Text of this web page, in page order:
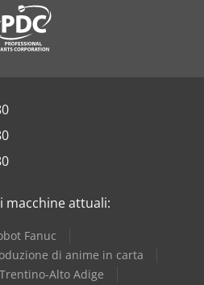
macchine attuali:
Fanuc
di anime in carta
Alto Adige